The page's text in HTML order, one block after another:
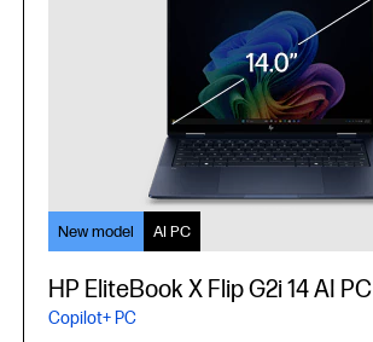
New model AI PC
HP EliteBook X Flip G2i 14 AI PC
Copilot+ PC
New model AI PC
HP EliteBook 8 Flip G2i 13 AI PC
Copilot+ PC
AI PC
HP EliteBook 6 G1i 13
Windows 11 Pro